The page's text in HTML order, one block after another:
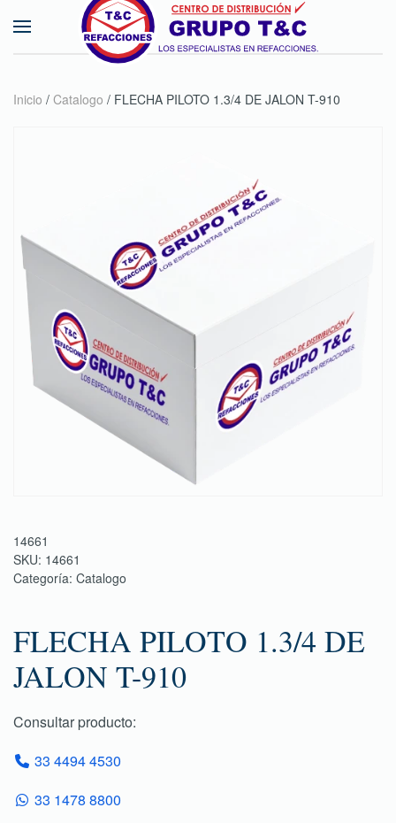
Skip to main content
Inicio / Catalogo / FLECHA PILOTO 1.3/4 DE JALON T-910
14661
SKU: 14661
Categoría: Catalogo
FLECHA PILOTO 1.3/4 DE
JALON T-910
Consultar producto:
33 4494 4530
33 1478 8800